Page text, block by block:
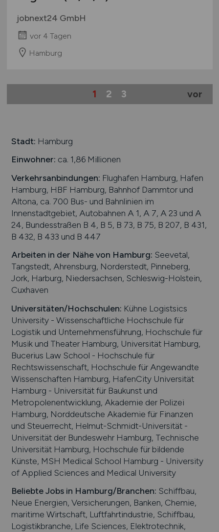
jobnext24 GmbH
vor 4 Tagen
Hamburg
1 2 3 vor
Stadt: Hamburg
Einwohner: ca. 1,86 Millionen
Verkehrsanbindungen: Flughafen Hamburg, Hafen
Hamburg, HBF Hamburg, Bahnhof Dammtor und
Altona, ca. 700 Bus- und Bahnlinien im
Innenstadtgebiet, Autobahnen A 1, A 7, A 23 und A
24, Bundesstraßen B 4, B 5, B 73, B 75, B 207, B 431,
B 432, B 433 und B 447
Arbeiten in der Nähe von Hamburg: Seevetal,
Tangstedt, Ahrensburg, Norderstedt, Pinneberg,
Jork, Harburg, Niedersachsen, Schleswig-Holstein,
Cuxhaven
Universitäten/Hochschulen: Kühne Logistsics
University - Wissenschaftliche Hochschule für
Logistik und Unternehmensführung, Hochschule für
Musik und Theater Hamburg, Universität Hamburg,
Bucerius Law School - Hochschule für
Rechtswissenschaft, Hochschule für Angewandte
Wissenschaften Hamburg, HafenCity Universität
Hamburg - Universität für Baukunst und
Metropolenentwicklung, Akademie der Polizei
Hamburg, Norddeutsche Akademie für Finanzen
und Steuerrecht, Helmut-Schmidt-Universität -
Universität der Bundeswehr Hamburg, Technische
Universität Hamburg, Hochschule für bildende
Künste, MSH Medical School Hamburg - University
of Applied Sciences and Medical University
Beliebte Jobs in Hamburg/Branchen: Schiffbau,
Neue Energien, Versicherungen, Banken, Chemie,
maritime Wirtschaft, Luftfahrtindustrie, Schiffbau,
Logistikbranche, Life Sciences, Elektrotechnik,